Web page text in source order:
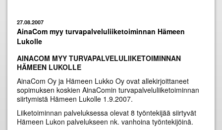
27.08.2007
AinaCom myy turvapalveluliiketoiminnan Hämeen
Lukolle
AINACOM MYY TURVAPALVELULIIKETOIMINNAN
HÄMEEN LUKOLLE
AinaCom Oy ja Hämeen Lukko Oy ovat allekirjoittaneet
sopimuksen koskien AinaComin turvapalveluliiketoiminnan
siirtymistä Hämeen Lukolle 1.9.2007.
Liiketoiminnan palveluksessa olevat 8 työntekijää siirtyvät
Hämeen Lukon palvelukseen nk. vanhoina työntekijöinä.